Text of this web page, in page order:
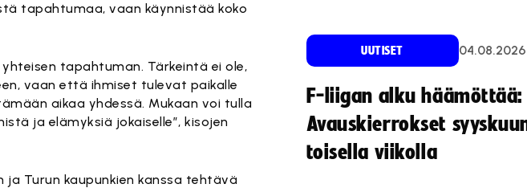
tapahtumaa, vaan käynnistää koko
tapahtuman. Tärkeintä ei ole,
vaan että ihmiset tulevat paikalle
aikaa yhdessä. Mukaan voi tulla
ja elämyksiä jokaiselle”, kisojen
Turun kaupunkien kanssa tehtävä
UUTISET 04.08.2026
F-liigan alku häämöttää:
Avauskierrokset
toisella viikolla